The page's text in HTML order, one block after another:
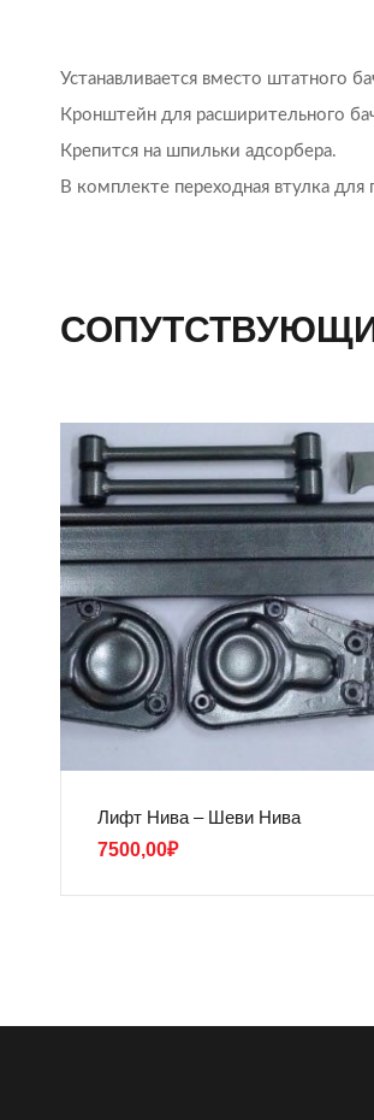
Устанавливается вместо штатного
Кронштейн для расширительного
Крепится на шпильки адсорбера.
В комплекте переходная втулка
Лифт Нива – Шеви Нива
7500,00₽